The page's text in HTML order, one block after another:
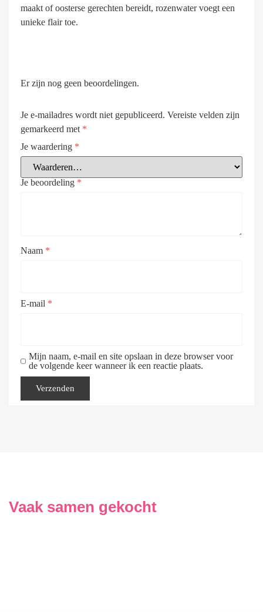
maakt of oosterse gerechten bereidt, rozenwater voegt een
unieke flair toe.
Er zijn nog geen beoordelingen.
Je e-mailadres wordt niet gepubliceerd. Vereiste velden zijn
gemarkeerd met *
Je waardering *
Je beoordeling *
Naam *
E-mail *
Mijn naam, e-mail en site opslaan in deze browser voor
de volgende keer wanneer ik een reactie plaats.
Vaak samen gekocht